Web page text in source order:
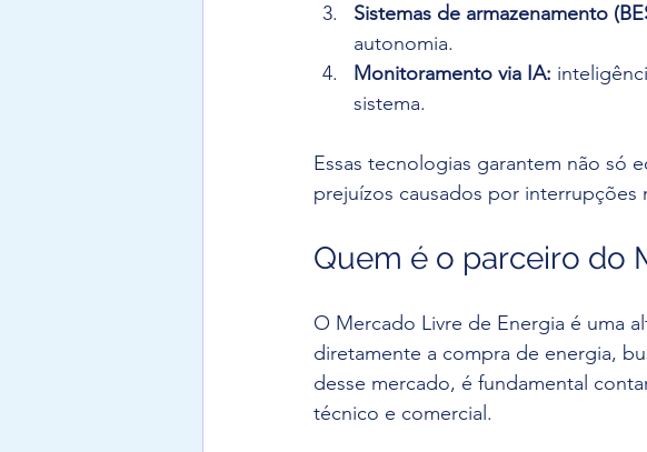
Sistemas de armazenamento
autonomia.
Monitoramento via IA:
sistema.
Essas tecnologias garantem não só
prejuízos causados por interrupções
Quem é o parceiro do
O Mercado Livre de Energia é uma
diretamente a compra de energia,
desse mercado, é fundamental
técnico e comercial.